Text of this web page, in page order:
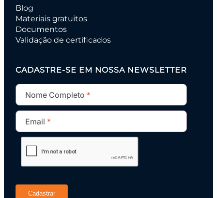
Blog
Materiais gratuitos
Documentos
Validação de certificados
CADASTRE-SE EM NOSSA NEWSLETTER
Nome Completo
Email
Cadastrar